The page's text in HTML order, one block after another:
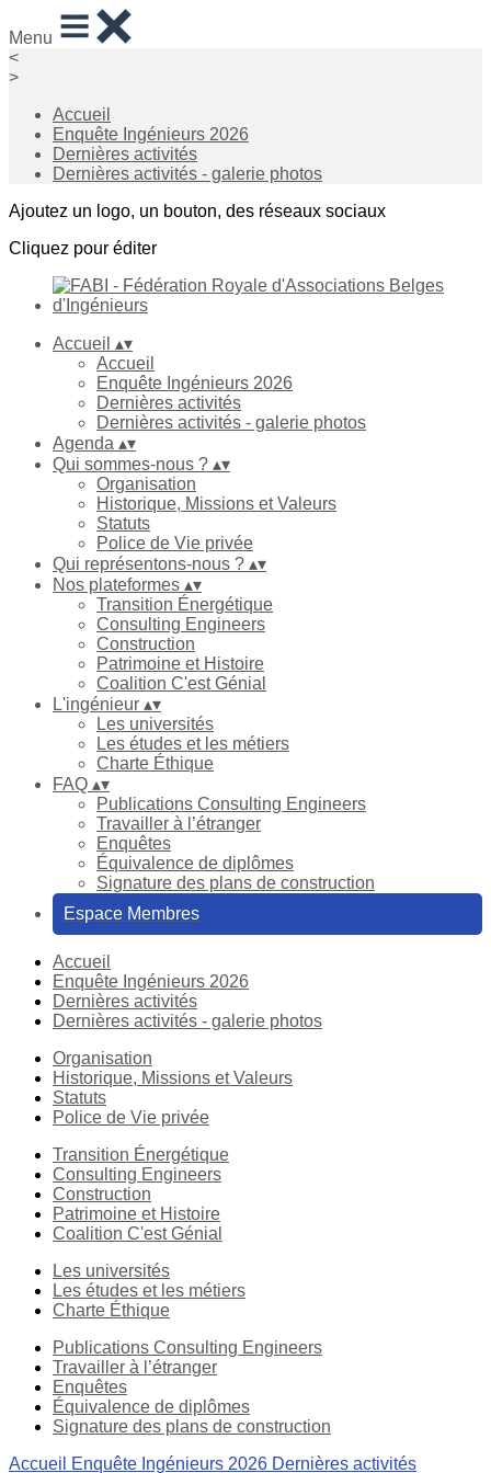
Menu
<
>
Accueil
Enquête Ingénieurs 2026
Dernières activités
Dernières activités - galerie photos
Ajoutez un logo, un bouton, des réseaux sociaux
Cliquez pour éditer
Accueil ▴▾
Accueil
Enquête Ingénieurs 2026
Dernières activités
Dernières activités - galerie photos
Agenda ▴▾
Qui sommes-nous ? ▴▾
Organisation
Historique, Missions et Valeurs
Statuts
Police de Vie privée
Qui représentons-nous ? ▴▾
Nos plateformes ▴▾
Transition Énergétique
Consulting Engineers
Construction
Patrimoine et Histoire
Coalition C'est Génial
L'ingénieur ▴▾
Les universités
Les études et les métiers
Charte Éthique
FAQ ▴▾
Publications Consulting Engineers
Travailler à l’étranger
Enquêtes
Équivalence de diplômes
Signature des plans de construction
Espace Membres
Accueil
Enquête Ingénieurs 2026
Dernières activités
Dernières activités - galerie photos
Organisation
Historique, Missions et Valeurs
Statuts
Police de Vie privée
Transition Énergétique
Consulting Engineers
Construction
Patrimoine et Histoire
Coalition C'est Génial
Les universités
Les études et les métiers
Charte Éthique
Publications Consulting Engineers
Travailler à l’étranger
Enquêtes
Équivalence de diplômes
Signature des plans de construction
Accueil
Enquête Ingénieurs 2026 Dernières activités